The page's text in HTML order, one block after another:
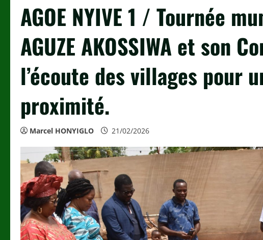
AGOE NYIVE 1 / Tournée
AGUZE AKOSSIWA et son
l’écoute des villages pour
proximité.
Marcel HONYIGLO 21/02/2026